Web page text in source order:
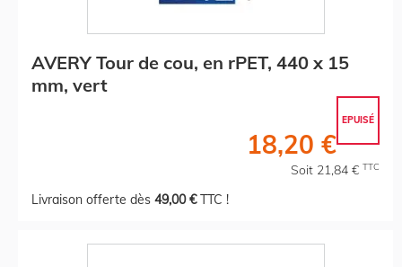
AVERY Tour de cou, en rPET, 440 x 15
mm, vert
EPUISÉ
18,20 €
Soit 21,84 € TTC
Livraison offerte dès 49,00 €TTC !